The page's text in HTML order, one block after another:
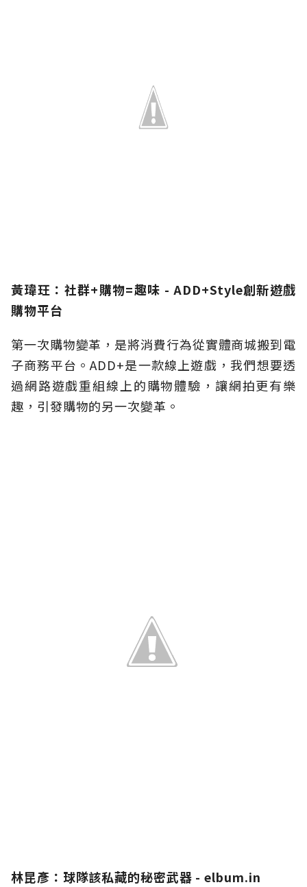
黃瑋玨：社群+購物=趣味 - ADD+Style創新遊戲
購物平台
第一次購物變革，是將消費行為從實體商城搬到電
子商務平台。ADD+是一款線上遊戲，我們想要透
過網路遊戲重組線上的購物體驗，讓網拍更有樂
趣，引發購物的另一次變革。
林昆彥：球隊該私藏的秘密武器 - elbum.in